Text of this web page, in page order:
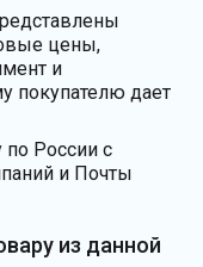
цены,
и
покупателю дает
России с
и Почты
из данной